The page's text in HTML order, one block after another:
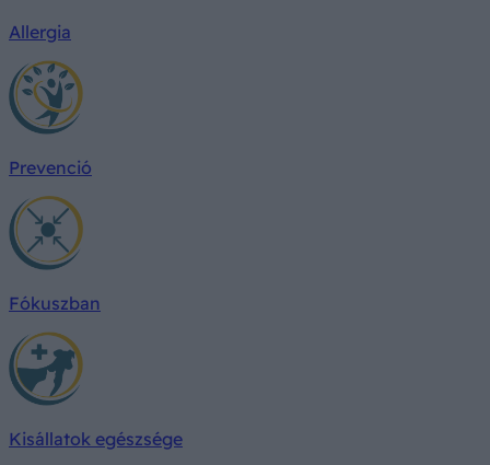
Allergia
Prevenció
Fókuszban
Kisállatok egészsége